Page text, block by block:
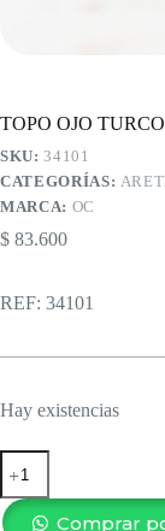
TOPO OJO
SKU:34101
CATEGORÍAS:
MARCA: OC
$ 83.600
REF: 34101
Hay existencias
TOPO
OJO
TURCO
CIRCONESComprar